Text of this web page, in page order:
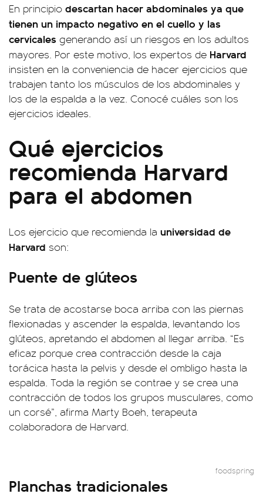
En principio descartan hacer abdominales ya que
tienen un impacto negativo en el cuello y las
cervicales generando así un riesgos en los adultos
mayores. Por este motivo, los expertos de Harvard
insisten en la conveniencia de hacer ejercicios que
trabajen tanto los músculos de los abdominales y
los de la espalda a la vez. Conocé cuáles son los
ejercicios ideales.
Qué ejercicios
recomienda Harvard
para el abdomen
Los ejercicio que recomienda la universidad de
Harvard son:
Puente de glúteos
Se trata de acostarse boca arriba con las piernas
flexionadas y ascender la espalda, levantando los
glúteos, apretando el abdomen al llegar arriba. “Es
eficaz porque crea contracción desde la caja
torácica hasta la pelvis y desde el ombligo hasta la
espalda. Toda la región se contrae y se crea una
contracción de todos los grupos musculares, como
un corsé”, afirma Marty Boeh, terapeuta
colaboradora de Harvard.
foodspring
Planchas tradicionales